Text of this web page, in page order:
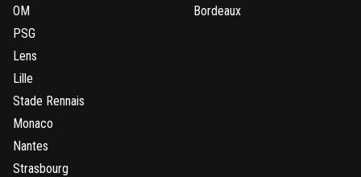
OM
PSG
Lens
Lille
Stade Rennais
Monaco
Nantes
Strasbourg
Bordeaux